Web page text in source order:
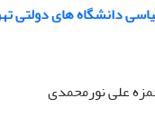
دانشگاه های دولتی
علی نورمحمدی